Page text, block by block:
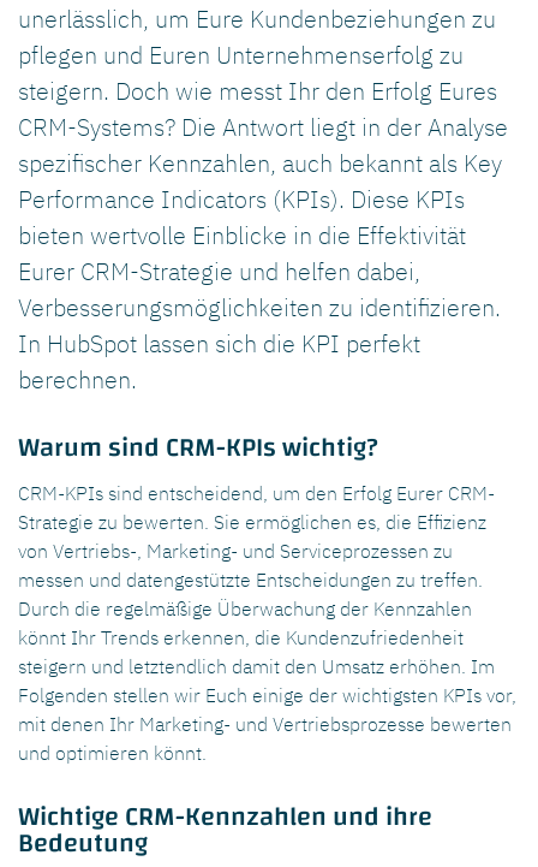
unerlässlich, um Eure Kundenbeziehungen zu
pflegen und Euren Unternehmenserfolg zu
steigern. Doch wie messt Ihr den Erfolg Eures
CRM-Systems? Die Antwort liegt in der Analyse
spezifischer Kennzahlen, auch bekannt als Key
Performance Indicators (KPIs). Diese KPIs
bieten wertvolle Einblicke in die Effektivität
Eurer CRM-Strategie und helfen dabei,
Verbesserungsmöglichkeiten zu identifizieren.
In HubSpot lassen sich die KPI perfekt
berechnen.
Warum sind CRM-KPIs wichtig?
CRM-KPIs sind entscheidend, um den Erfolg Eurer CRM-
Strategie zu bewerten. Sie ermöglichen es, die Effizienz
von Vertriebs-, Marketing- und Serviceprozessen zu
messen und datengestützte Entscheidungen zu treffen.
Durch die regelmäßige Überwachung der Kennzahlen
könnt Ihr Trends erkennen, die Kundenzufriedenheit
steigern und letztendlich damit den Umsatz erhöhen. Im
Folgenden stellen wir Euch einige der wichtigsten KPIs vor,
mit denen Ihr Marketing- und Vertriebsprozesse bewerten
und optimieren könnt.
Wichtige CRM-Kennzahlen und ihre
Bedeutung